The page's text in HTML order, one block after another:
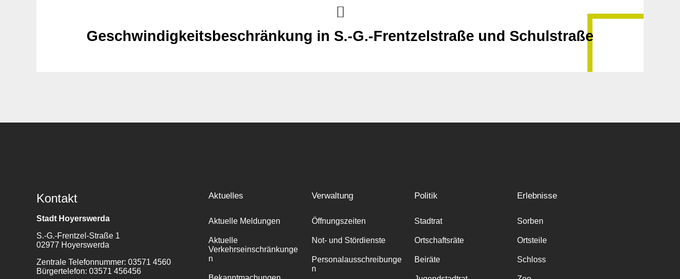
Geschwindigkeitsbeschränkung in S.-G.-Frentzelstraße und Schulstraße
Kontakt
Stadt Hoyerswerda
S.-G.-Frentzel-Straße 1
02977 Hoyerswerda
Zentrale Telefonnummer: 03571 4560
Bürgertelefon: 03571 456456
Aktuelles
Aktuelle Meldungen
Aktuelle
Verkehrseinschränkunge
n
Verwaltung
Öffnungszeiten
Not- und Stördienste
Personalausschreibunge
n
Politik
Stadtrat
Ortschaftsräte
Beiräte
Erlebnisse
Sorben
Ortsteile
Schloss